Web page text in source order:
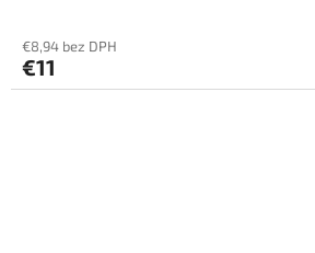
€8,94 bez DPH
€11